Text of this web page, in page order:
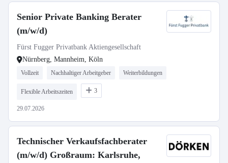
Senior Private Banking Berater
(m/w/d)
Fürst Fugger Privatbank Aktiengesellschaft
Nürnberg, Mannheim, Köln
Vollzeit Nachhaltiger Arbeitgeber Weiterbildungen
Flexible Arbeitszeiten 3
29.07.2026
Technischer Verkaufsfachberater
(m/w/d) Großraum: Karlsruhe,